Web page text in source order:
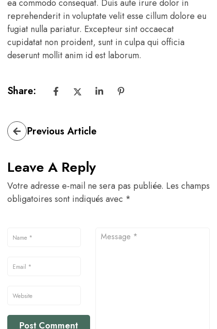
ea commodo consequat. Duis aute irure dolor in
reprehenderit in voluptate velit esse cillum dolore eu
fugiat nulla pariatur. Excepteur sint occaecat
cupidatat non proident, sunt in culpa qui officia
deserunt mollit anim id est laborum.
Share:
Previous Article
Leave A Reply
Votre adresse e-mail ne sera pas publiée. Les champs
obligatoires sont indiqués avec *